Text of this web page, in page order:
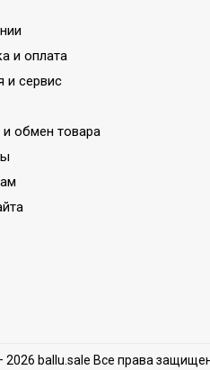
и оплата
и сервис
и обмен товара
2026 ballu.sale Все права